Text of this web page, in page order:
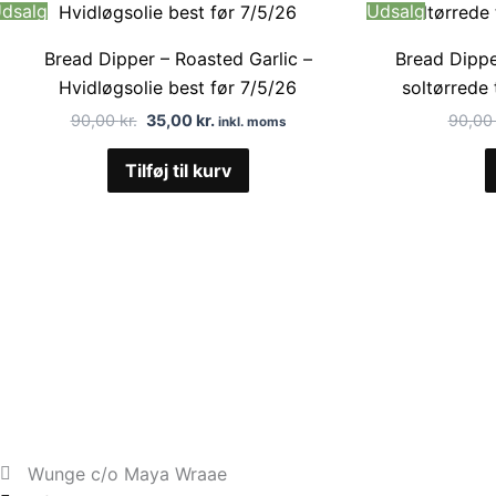
Bread Dipper – Roasted Garlic –
Hvidløgsolie best før 7/5/26
90,00kr.
pris
90,00 kr..
35,00kr.
pris
35,00 kr..
inkl. moms
Tilføj til kurv
Udsalg
Bread
soltørrede
90,00
Wunge c/o Maya Wraae